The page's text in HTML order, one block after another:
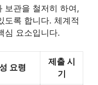
보관을 철저히 하여,
도록 합니다. 체계적
심 요소입니다.
요령
제출 시
기